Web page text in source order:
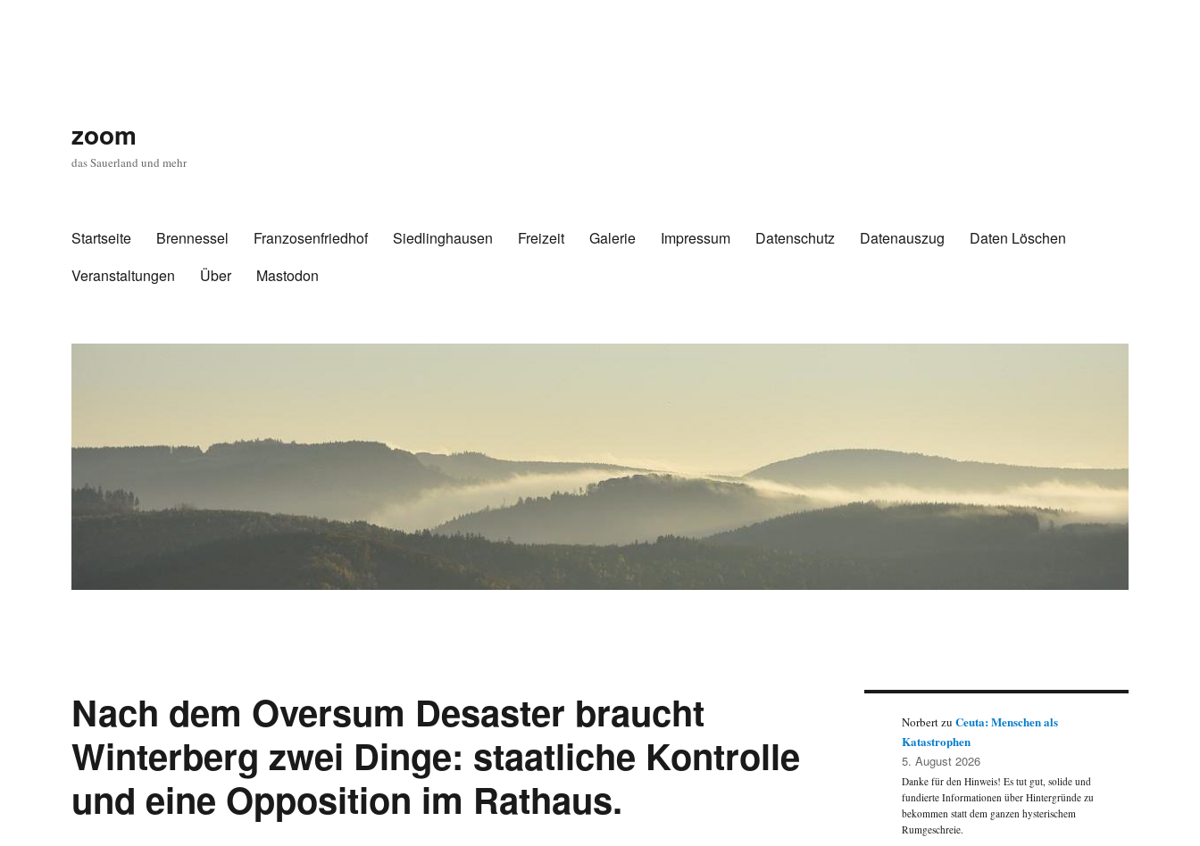
zoom
das Sauerland und mehr
Startseite Brennessel Franzosenfriedhof Siedlinghausen Freizeit Galerie Impressum Datenschutz Datenauszug
Daten Löschen
Veranstaltungen
Über Mastodon
Nach dem Oversum Desaster braucht
Winterberg zwei Dinge: staatliche Kontrolle
und eine Opposition im Rathaus.
NorbertzuCeuta: Menschen als
Katastrophen
5. August 2026
Danke für den Hinweis! Es tut gut, solide und
fundierte Informationen über Hintergründe zu
bekommen statt dem ganzen hysterischem
Rumgeschreie.